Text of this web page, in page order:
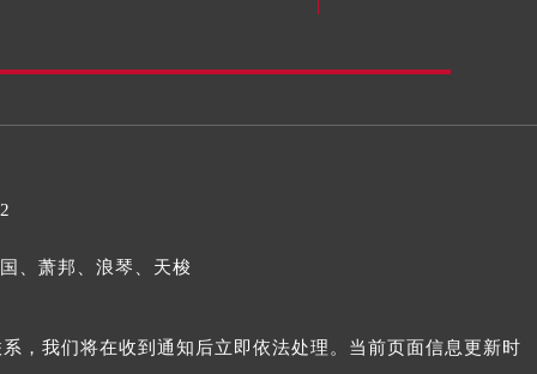
、萧邦、浪琴、天梭
，我们将在收到通知后立即依法处理。当前页面信息更新时